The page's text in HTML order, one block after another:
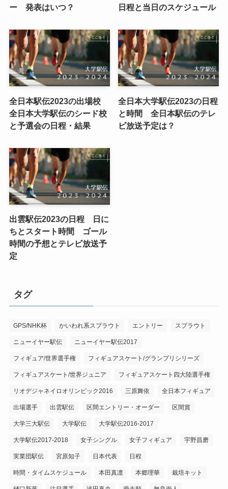
ー 発表はいつ？
日程と当日のスケジュール
全日本駅伝2023の出場校
全日本大学駅伝のシード校
と予選会の日程・結果
全日本大学駅伝2023の日程
と時間 全日本駅伝のテレ
ビ放送予定は？
出雲駅伝2023の日程 日に
ちとスタート時間 ゴール
時間の予想とテレビ放送予
定
タグ
GPS/NHK杯 かいわれ系スプラウト エントリー スプラウト
ニューイヤー駅伝 ニューイヤー駅伝2017
フィギュア/世界選手権 フィギュアスケート/グランプリシリーズ
フィギュアスケート/世界ジュニア フィギュアスケート四大陸選手権
リオデジャネイロオリンピック2016 三原舞依 全日本フィギュア
出場選手 出雲駅伝 区間エントリー・オーダー 区間賞
大学三大駅伝 大学駅伝 大学駅伝2016-2017
大学駅伝2017-2018 女子シングル 女子フィギュア 宇野昌磨
実業団駅伝 宮原知子 日本代表 日程
時間・タイムスケジュール 本田真凛 本郷理華 栽培キット